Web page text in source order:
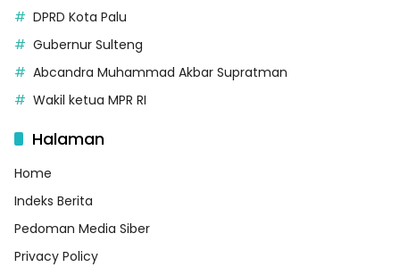
DPRD Kota Palu
Gubernur Sulteng
Abcandra Muhammad Akbar Supratman
Wakil ketua MPR RI
Halaman
Home
Indeks Berita
Pedoman Media Siber
Privacy Policy